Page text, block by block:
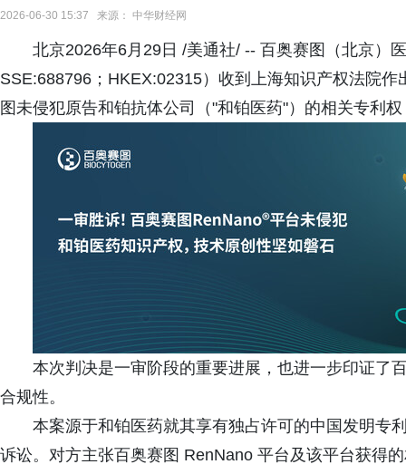
2026-06-30 15:37 来源： 中华财经网
北京2026年6月29日 /美通社/ -- 百奥赛图（北京）
SSE:688796；HKEX:02315）收到上海知识产权法院
图未侵犯原告和铂抗体公司（"和铂医药"）的相关专利
本次判决是一审阶段的重要进展，也进一步印证了
合规性。
本案源于和铂医药就其享有独占许可的中国发明专
诉讼。对方主张百奥赛图 RenNano 平台及该平台获得